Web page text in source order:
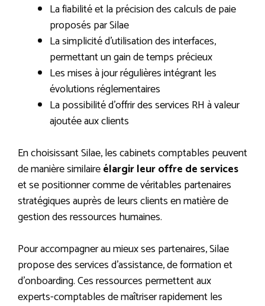
La fiabilité et la précision des calculs de paie
proposés par Silae
La simplicité d’utilisation des interfaces,
permettant un gain de temps précieux
Les mises à jour régulières intégrant les
évolutions réglementaires
La possibilité d’offrir des services RH à valeur
ajoutée aux clients
En choisissant Silae, les cabinets comptables peuvent
de manière similaireélargir leur offre de services
et se positionner comme de véritables partenaires
stratégiques auprès de leurs clients en matière de
gestion des ressources humaines.
Pour accompagner au mieux ses partenaires, Silae
propose des services d’assistance, de formation et
d’onboarding. Ces ressources permettent aux
experts-comptables de maîtriser rapidement les